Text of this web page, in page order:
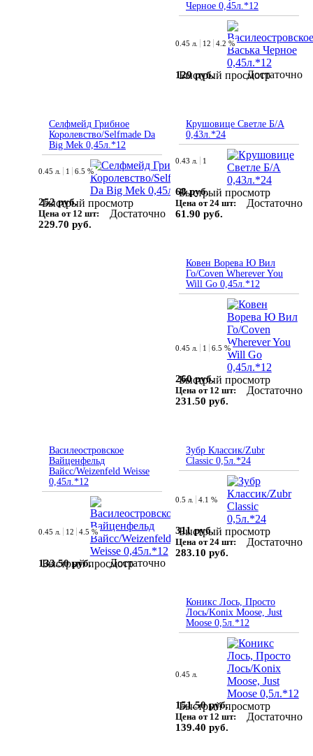
Черное 0,45л.*12
Быстрый просмотр
0.45 л. 12 4.2 %
129 руб. Достаточно
Селфмейд Грибное
Королевство/Selfmade Da
Big Mek 0,45л.*12
Быстрый просмотр
0.45 л. 1 6.5 %
252 руб.
Цена от 12 шт:
229.70 руб.
Достаточно
Крушовице Светле Б/А
0,43л.*24
Быстрый просмотр
0.43 л. 1
68 руб.
Цена от 24 шт:
61.90 руб.
Достаточно
Ковен Ворева Ю Вил
Го/Coven Wherever You
Will Go 0,45л.*12
Быстрый просмотр
0.45 л. 1 6.5 %
260 руб.
Цена от 12 шт:
231.50 руб.
Достаточно
Василеостровское
Вайценфельд
Вайсс/Weizenfeld Weisse
0,45л.*12
Быстрый просмотр
0.45 л. 12 4.5 %
133.50 руб. Достаточно
Зубр Классик/Zubr
Classic 0,5л.*24
Быстрый просмотр
0.5 л. 4.1 %
311 руб.
Цена от 24 шт:
283.10 руб.
Достаточно
Коникс Лось, Просто
Лось/Konix Moose, Just
Moose 0,5л.*12
Быстрый просмотр
0.45 л.
151.50 руб.
Цена от 12 шт:
139.40 руб.
Достаточно